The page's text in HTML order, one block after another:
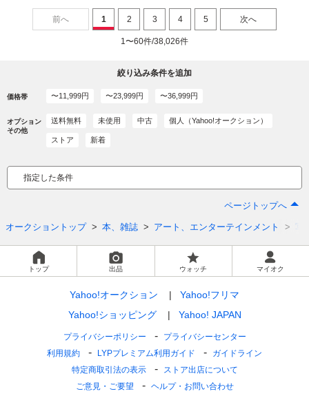
前へ 1 2 3 4 5 次へ
1〜60件/38,026件
絞り込み条件を追加
価格帯 〜11,999円 〜23,999円 〜36,999円
オプション
その他
送料無料 未使用 中古 個人（Yahoo!オークション）
ストア 新着
指定した条件
ページトップへ
オークショントップ 本、雑誌 アート、エンターテインメント 写
トップ 出品 ウォッチ マイオク
Yahoo!オークション
Yahoo!フリマ
Yahoo!ショッピング
Yahoo! JAPAN
プライバシーポリシー
プライバシーセンター
利用規約
LYPプレミアム利用ガイド
ガイドライン
特定商取引法の表示
ストア出店について
ご意見・ご要望
ヘルプ・お問い合わせ